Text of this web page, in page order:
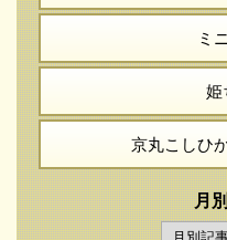
ミ
姫
京丸こしひ
月